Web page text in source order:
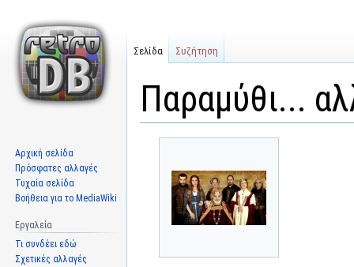
Παραμύθι...
πλοήγηση
αναζήτηση
Σελίδα Συζήτηση
Αρχική σελίδα
Πρόσφατες αλλαγές
Τυχαία σελίδα
Βοήθεια για το MediaWiki
Εργαλεία
Τι συνδέει εδώ
Σχετικές αλλαγές